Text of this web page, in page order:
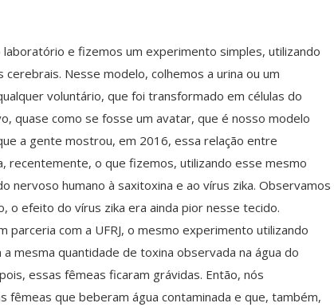
e fizemos um experimento simples, utilizando
Nesse modelo, colhemos a urina ou um
voluntário, que foi transformado em células do
quase como se fosse um avatar, que é nosso modelo
a gente mostrou, em 2016, essa relação entre
recentemente, o que fizemos, utilizando esse mesmo
nervoso humano à saxitoxina e ao vírus zika. Observamos
o efeito do vírus zika era ainda pior nesse tecido.
com a UFRJ, o mesmo experimento utilizando
mesma quantidade de toxina observada na água do
essas fêmeas ficaram grávidas. Então, nós
fêmeas que beberam água contaminada e que, também,